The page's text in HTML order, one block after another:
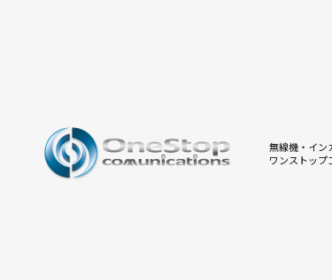
無線機・イン
ワンストップ